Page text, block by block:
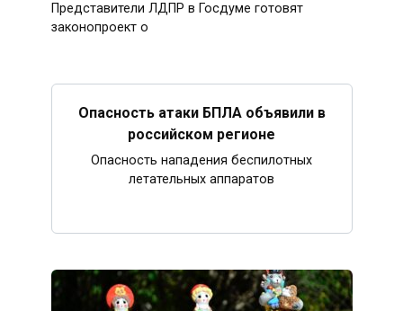
Представители ЛДПР в Госдуме готовят
законопроект о
Опасность атаки БПЛА объявили в
российском регионе
Опасность нападения беспилотных
летательных аппаратов